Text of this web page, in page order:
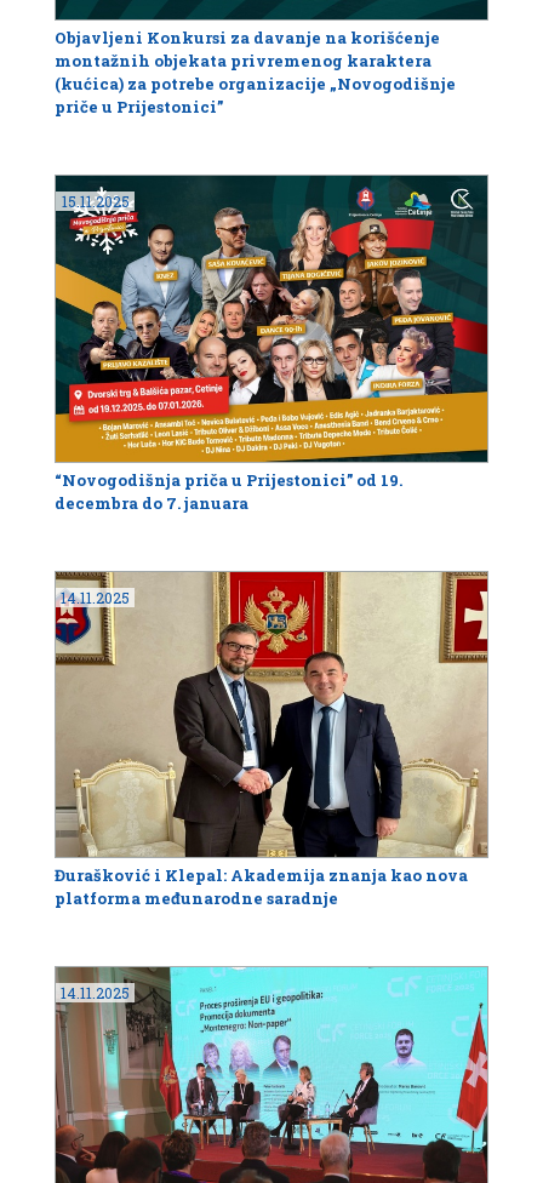
Objavljeni Konkursi za davanje na korišćenje
montažnih objekata privremenog karaktera
(kućica) za potrebe organizacije „Novogodišnje
priče u Prijestonici”
15.11.2025
“Novogodišnja priča u Prijestonici” od 19.
decembra do 7. januara
14.11.2025
Đurašković i Klepal: Akademija znanja kao nova
platforma međunarodne saradnje
14.11.2025